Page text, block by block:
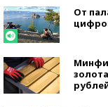
От